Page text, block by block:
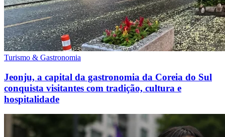
Turismo & Gastronomia
Jeonju, a capital da gastronomia da Coreia do Sul
conquista visitantes com tradição, cultura e
hospitalidade